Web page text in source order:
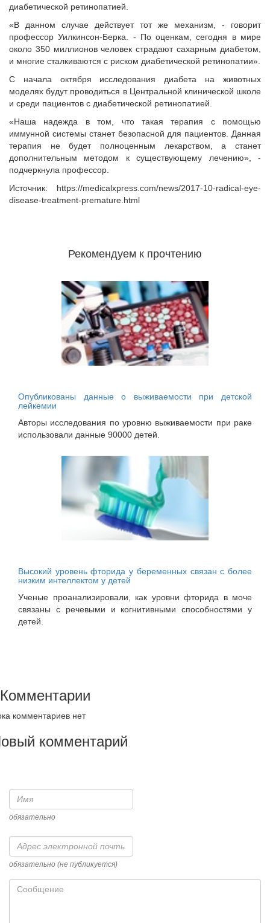
диабетической ретинопатией.
«В данном случае действует тот же механизм, - говорит
профессор Уилкинсон-Берка. - По оценкам, сегодня в мире
около 350 миллионов человек страдают сахарным диабетом,
и многие сталкиваются с риском диабетической ретинопатии».
С начала октября исследования диабета на животных
моделях будут проводиться в Центральной клинической школе
и среди пациентов с диабетической ретинопатией.
«Наша надежда в том, что такая терапия с помощью
иммунной системы станет безопасной для пациентов. Данная
терапия не будет полноценным лекарством, а станет
дополнительным методом к существующему лечению», -
подчеркнула профессор.
Источник: https://medicalxpress.com/news/2017-10-radical-eye-
disease-treatment-premature.html
Рекомендуем к прочтению
Опубликованы данные о выживаемости при детской
лейкемии
Авторы исследования по уровню выживаемости при раке
использовали данные 90000 детей.
Высокий уровень фторида у беременных связан с более
низким интеллектом у детей
Ученые проанализировали, как уровни фторида в моче
связаны с речевыми и когнитивными способностями у
детей.
Комментарии
комментариев нет
комментарий
Имя
обязательно
Адрес
электронной
почты
обязательно (не публикуется)
Сообщение